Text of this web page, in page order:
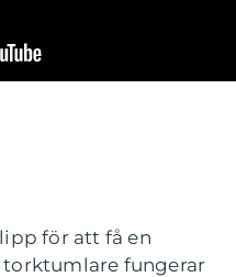
för att få en
fungerar